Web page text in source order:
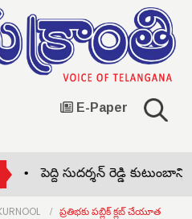
E-Paper
•పెద్ది సుదర్శన్ రెడ్డి
ప్రతిభకు పబ్లిక్ క్లబ్ చేయూత